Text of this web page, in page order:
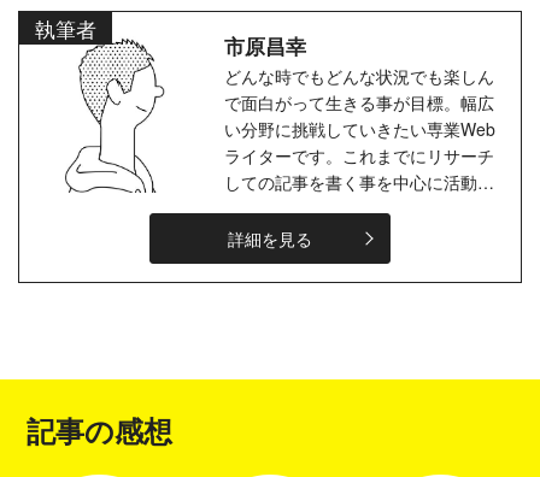
執筆者
市原昌幸
どんな時でもどんな状況でも楽しん
で面白がって生きる事が目標。幅広
い分野に挑戦していきたい専業Web
ライターです。これまでにリサーチ
しての記事を書く事を中心に活動し
てきました。ひとつの分野に絞って
と言うよりいろいろなことに挑戦し
てい...
詳細を見る
記事の感想